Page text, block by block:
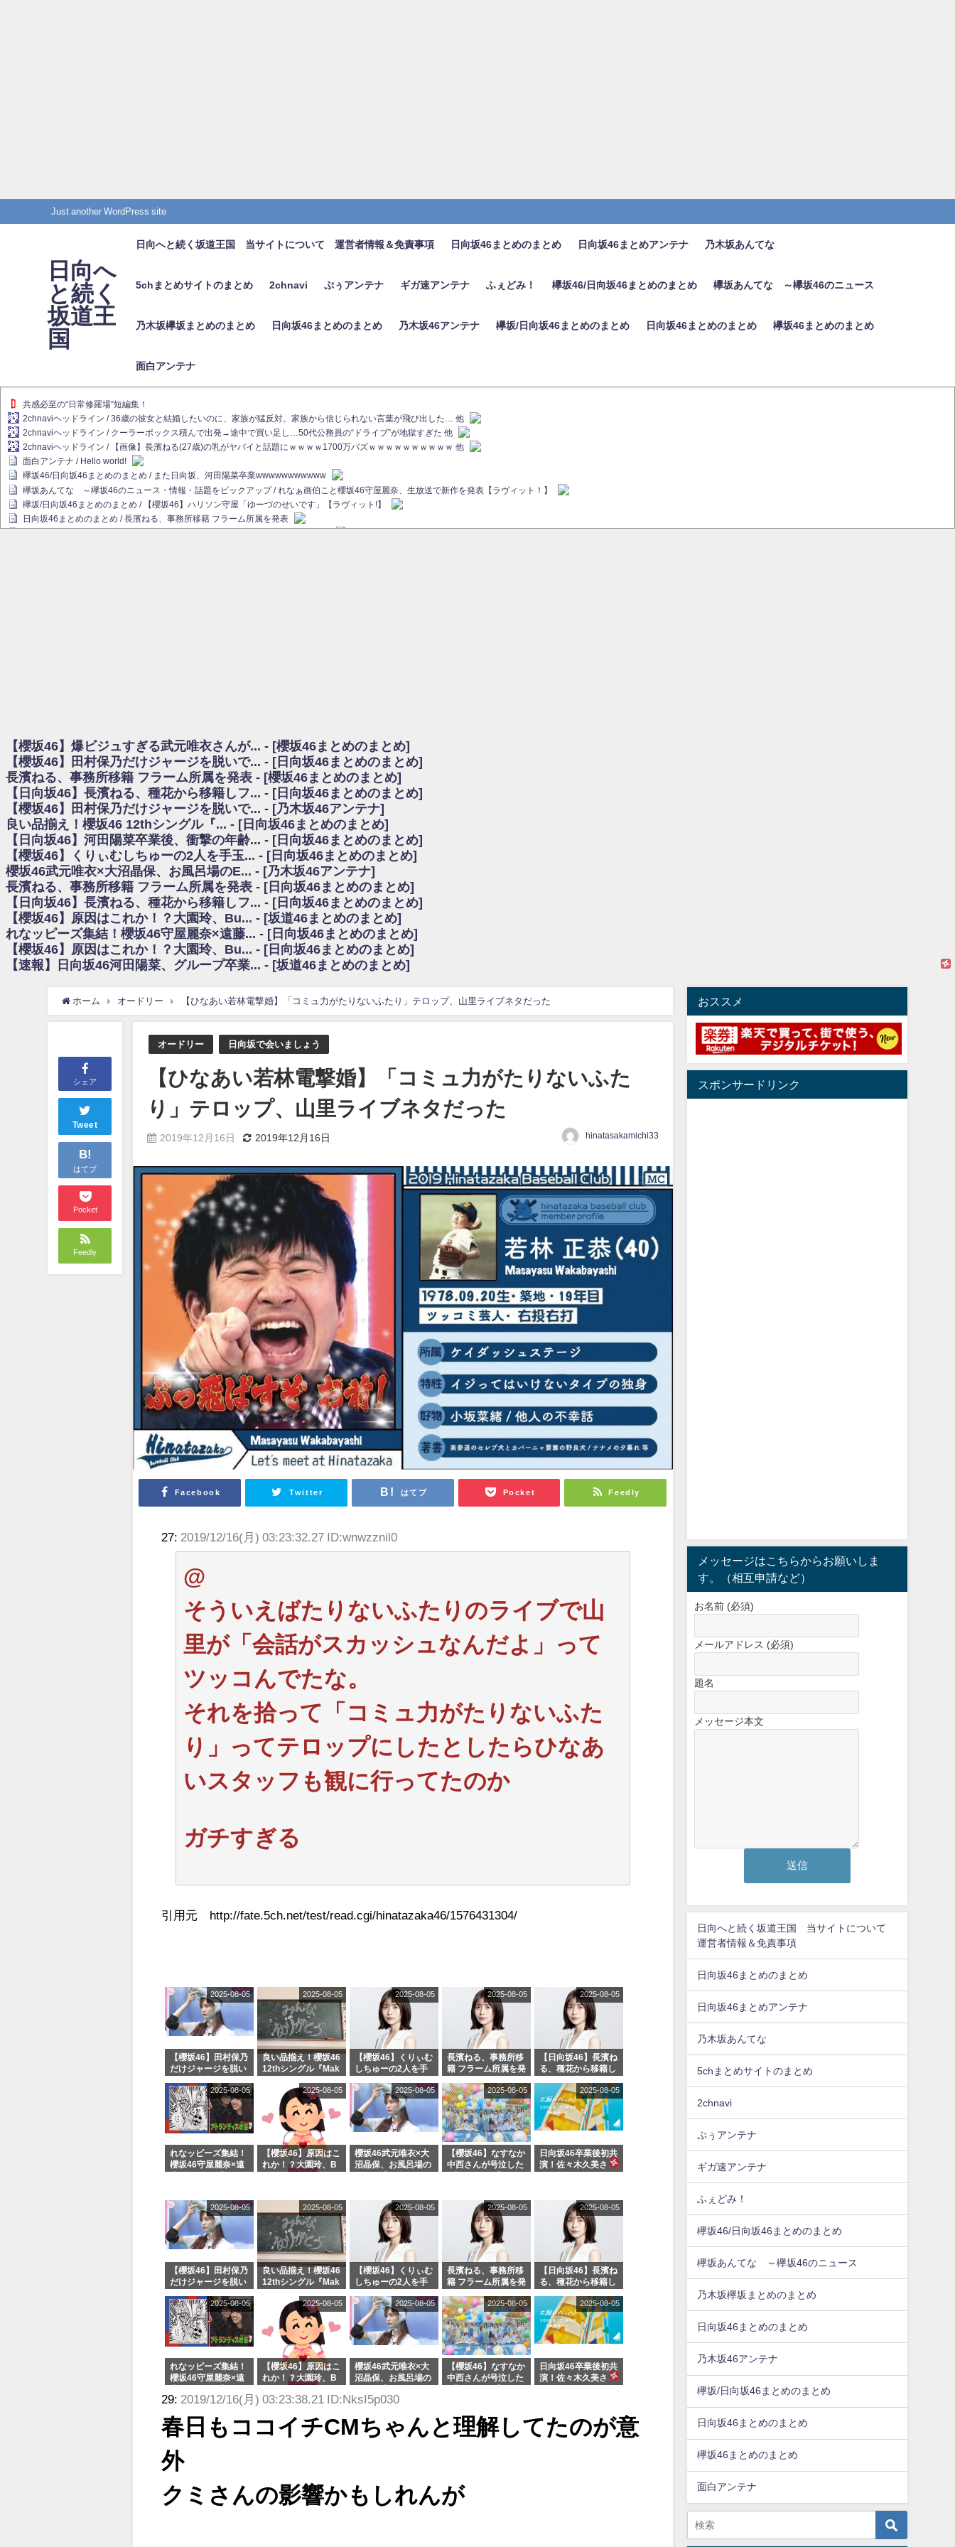
Just another WordPress site
日向へ
と続く
坂道王
国
日向へと続く坂道王国 当サイトについて 運営者情報＆免責事項 日向坂46まとめのまとめ 日向坂46まとめアンテナ 乃木坂あんてな
5chまとめサイトのまとめ 2chnavi ぷぅアンテナ ギガ速アンテナ ふぇどみ！ 欅坂46/日向坂46まとめのまとめ 欅坂あんてな ～欅坂46のニュース
乃木坂欅坂まとめのまとめ 日向坂46まとめのまとめ 乃木坂46アンテナ 欅坂/日向坂46まとめのまとめ 日向坂46まとめのまとめ 欅坂46まとめのまとめ
面白アンテナ
共感必至の“日常修羅場”短編集！
2chnaviヘッドライン / 36歳の彼女と結婚したいのに、家族が猛反対。家族から信じられない言葉が飛び出した… 他
2chnaviヘッドライン / クーラーボックス積んで出発→途中で買い足し…50代公務員の“ドライブ”が地獄すぎた 他
2chnaviヘッドライン / 【画像】長濱ねる(27歳)の乳がヤバイと話題にｗｗｗｗ1700万バズｗｗｗｗｗｗｗｗｗｗ 他
面白アンテナ / Hello world!
欅坂46/日向坂46まとめのまとめ / また日向坂、河田陽菜卒業wwwwwwwwwww
欅坂あんてな ～欅坂46のニュース・情報・話題をピックアップ / れなぁ画伯こと櫻坂46守屋麗奈、生放送で新作を発表【ラヴィット！】
欅坂/日向坂46まとめのまとめ / 【櫻坂46】ハリソン守屋「ゆーづのせいです」【ラヴィット!】
日向坂46まとめのまとめ / 長濱ねる、事務所移籍 フラーム所属を発表
乃木坂欅坂まとめのまとめ / 【日向坂46】この月、何かあるのか！？『お願いバッハ！』ミーグリ日程がこちら
欅坂/日向坂46まとめのまとめ / 【櫻坂46】ミーグリで喧嘩！？山下瞳月、これはマジギレしてる
乃木坂46アンテナ / 【櫻坂46】ハリソン守屋「ゆーづのせいです」【ラヴィット!】
乃木坂あんてな ～乃木坂46・欅坂46・日向坂46のニュース・情報・話題をピックアップ / 良い品揃え！櫻坂46 12thシングル『Make or Break』オフィシャルグッズ絶賛販売受付中
日向坂46まとめのまとめ / 【日向坂46】この月、何かあるのか！？『お願いバッハ！』ミーグリ日程がこちら
日向坂46まとめのまとめ / 【元日向坂46】この卒業生、めちゃくちゃテレビで見かけるな
欅坂/日向坂46まとめのまとめ / 【櫻坂46】リアルミーグリであの販売も！『Make or Break』オフィシャルグッズ解禁
乃木坂46アンテナ / 【櫻坂46】ミーグリで喧嘩！？山下瞳月、これはマジギレしてる
乃木坂あんてな ～乃木坂46・欅坂46・日向坂46のニュース・情報・話題をピックアップ / れなッピーズ集結！櫻坂46守屋麗奈×遠藤理子、8/6「ラヴィット！」水曜スタジオ出演決定
日向坂46まとめのまとめ / 【日向坂46】富田鈴花、次の事務所が決まってそう！？
日向坂46まとめのまとめ / 【日向坂46】富田鈴花、次の事務所が決まってそう！？
乃木坂46アンテナ / 【日向坂46】この月、何かあるのか！？『お願いバッハ！』ミーグリ日程がこちら
乃木坂あんてな ～乃木坂46・欅坂46・日向坂46のニュース・情報・話題をピックアップ / 日向坂46卒業後初共演！佐々木久美さん、師匠オードリー若林さんと再会した結果･･･【激レアさんを連れてきた。】
欅坂46/日向坂46まとめのまとめ / 『anan』の表紙の櫻坂46さん、多様性の時代だと話題に
欅坂46/日向坂46まとめのまとめ / 日向坂46より重大発表！！！！
日向坂46まとめのまとめ / 【朗報】増田三莉音さんの生足wwwwwwwwwwww
日向坂46まとめのまとめ / 【日向坂46】五期生着ぐるみ生写真も！ 富田鈴花考案グッズ＆生写真5種が公開される
アイドル – ぷぅアンテナ / 「乃木坂46ののぎおび⊿」北野日奈子が生配信！【2022.3.22 17:15〜 SHOWROOM】
アイドル – ぷぅアンテナ / 2022年3月22日（火）のメディア情報
アイドル – ぷぅアンテナ / 【乃木坂46】井上和の『なぎおはぎ』って こんぺいとう×いちごみるく×マヨラー星人 と同じと考えてよろしいですか？
アイドル – ぷぅアンテナ / 【乃木坂46】日村勇紀 gif職人が切り抜いた名シーン.gif
ふぇどみ！ / 【悲報】呪術廻戦、視聴率5.1%
ふぇどみ！ / 【画像】スポ－ツキャスターお姉さん・ハメまくりだったｗｗｗｗｗｗｗｗｗｗｗｗ
ふぇどみ！ / 【悲報】母「裕福な過程が高学歴になるとか大嘘。教育に金をかけまくったうちの息子が団地住みの貧乏に学歴で負けた」
Powered by livedoor 相互RSS
【櫻坂46】爆ビジュすぎる武元唯衣さんが... - [櫻坂46まとめのまとめ]
【櫻坂46】田村保乃だけジャージを脱いで... - [日向坂46まとめのまとめ]
長濱ねる、事務所移籍 フラーム所属を発表 - [櫻坂46まとめのまとめ]
【日向坂46】長濱ねる、種花から移籍しフ... - [日向坂46まとめのまとめ]
【櫻坂46】田村保乃だけジャージを脱いで... - [乃木坂46アンテナ]
良い品揃え！櫻坂46 12thシングル『... - [日向坂46まとめのまとめ]
【日向坂46】河田陽菜卒業後、衝撃の年齢... - [日向坂46まとめのまとめ]
【櫻坂46】くりぃむしちゅーの2人を手玉... - [日向坂46まとめのまとめ]
櫻坂46武元唯衣×大沼晶保、お風呂場のE... - [乃木坂46アンテナ]
長濱ねる、事務所移籍 フラーム所属を発表 - [日向坂46まとめのまとめ]
【日向坂46】長濱ねる、種花から移籍しフ... - [日向坂46まとめのまとめ]
【櫻坂46】原因はこれか！？大園玲、Bu... - [坂道46まとめのまとめ]
れなッピーズ集結！櫻坂46守屋麗奈×遠藤... - [日向坂46まとめのまとめ]
【櫻坂46】原因はこれか！？大園玲、Bu... - [日向坂46まとめのまとめ]
【速報】日向坂46河田陽菜、グループ卒業... - [坂道46まとめのまとめ]
ホーム オードリー 【ひなあい若林電撃婚】「コミュ力がたりないふたり」テロップ、山里ライブネタだった
シェア
Tweet
B!
はてブ
Pocket
Feedly
オードリー 日向坂で会いましょう
【ひなあい若林電撃婚】「コミュ力がたりないふた
り」テロップ、山里ライブネタだった
2019年12月16日 2019年12月16日 hinatasakamichi33
Facebook Twitter はてブ Pocket Feedly
27: 2019/12/16(月) 03:23:32.27 ID:wnwzznil0
@
そういえばたりないふたりのライブで山
里が「会話がスカッシュなんだよ」って
ツッコんでたな。
それを拾って「コミュ力がたりないふた
り」ってテロップにしたとしたらひなあ
いスタッフも観に行ってたのか
ガチすぎる
引用元 http://fate.5ch.net/test/read.cgi/hinatazaka46/1576431304/
【櫻坂46】田村保乃
だけジャージを脱い
2025-08-05
良い品揃え！櫻坂46
12thシングル『Mak
シャルグッズ絶賛販
売受付中
2025-08-05
【櫻坂46】くりぃむ
しちゅーの2人を手
【くりぃむナンタ
ラ】
2025-08-05
長濱ねる、事務所移
籍 フラーム所属を発
2025-08-05
【日向坂46】長濱ね
る、種花から移籍し
れで事務所に所属し
ているのは... おひさ
まの反応がこちら
2025-08-05
れなッピーズ集結！
櫻坂46守屋麗奈×遠
ジオ出演決定
2025-08-05
【櫻坂46】原因はこ
れか！？大園玲、B
2025-08-05
櫻坂46武元唯衣×大
沼晶保、お風呂場の
2025-08-05
【櫻坂46】なすなか
中西さんが号泣した
2025-08-05
日向坂46卒業後初共
演！佐々木久美さ
結果･･･【激レアさ
んを連れてきた。】
2025-08-05
【櫻坂46】田村保乃
だけジャージを脱い
2025-08-05
良い品揃え！櫻坂46
12thシングル『Mak
シャルグッズ絶賛販
売受付中
2025-08-05
【櫻坂46】くりぃむ
しちゅーの2人を手
【くりぃむナンタ
ラ】
2025-08-05
長濱ねる、事務所移
籍 フラーム所属を発
2025-08-05
【日向坂46】長濱ね
る、種花から移籍し
れで事務所に所属し
ているのは... おひさ
まの反応がこちら
2025-08-05
れなッピーズ集結！
櫻坂46守屋麗奈×遠
ィット！」水曜スタ
2025-08-05
【櫻坂46】原因はこ
れか！？大園玲、B
る...
2025-08-05
櫻坂46武元唯衣×大
沼晶保、お風呂場の
恐怖【くりぃむナン
2025-08-05
【櫻坂46】なすなか
中西さんが号泣した
2025-08-05
日向坂46卒業後初共
演！佐々木久美さ
んを連れてきた。】
2025-08-05
29: 2019/12/16(月) 03:23:38.21 ID:NksI5p030
春日もココイチCMちゃんと理解してたのが意
外
クミさんの影響かもしれんが
おススメ
スポンサードリンク
メッセージはこちらからお願いしま
す。（相互申請など）
お名前 (必須)
メールアドレス (必須)
題名
メッセージ本文
日向へと続く坂道王国 当サイトについて
運営者情報＆免責事項
日向坂46まとめのまとめ
日向坂46まとめアンテナ
乃木坂あんてな
5chまとめサイトのまとめ
2chnavi
ぷぅアンテナ
ギガ速アンテナ
ふぇどみ！
欅坂46/日向坂46まとめのまとめ
欅坂あんてな ～欅坂46のニュース
乃木坂欅坂まとめのまとめ
日向坂46まとめのまとめ
乃木坂46アンテナ
欅坂/日向坂46まとめのまとめ
日向坂46まとめのまとめ
欅坂46まとめのまとめ
面白アンテナ